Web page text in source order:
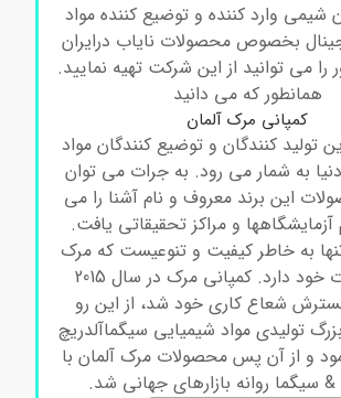
وارد کننده و توضیع کننده مواد
بخصوص محصولات نایاب درایران
می توانید از این شرکت تهیه نمایید.
همانطور که می دانید
کمپانی مرک آلمان
تولید کنندگان و توضیع کنندگان مواد
به شمار می رود. به جرات می توان
این برند معروف و نام آشنا را می
و مراکز تحقیقاتی یافت.
به خاطر کیفیت و تنوعیست که مرک
در محصولات خود دارد. کمپانی مرک در سال 2015
شعاع کاری خود شد، از این رو
تولیدی مواد شیمیایی سیگماآلدریچ
و از آن پس محصولات مرک آلمان با
روانه بازارهای جهانی شد.